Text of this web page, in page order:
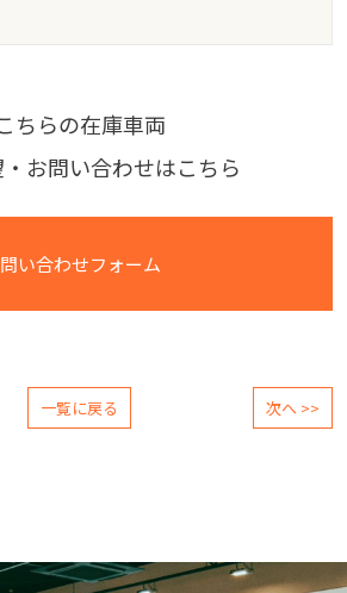
ちらの在庫車両
お問い合わせはこちら
問い合わせフォーム
一覧に戻る 次へ >>